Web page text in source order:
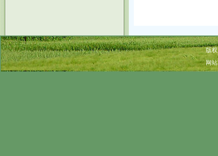
版
网